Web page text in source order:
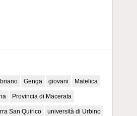
Genga giovani Matelica
Provincia di Macerata
San Quirico università di Urbino